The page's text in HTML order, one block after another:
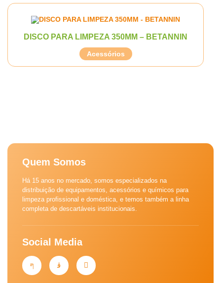
DISCO PARA LIMPEZA 350MM – BETANNIN
Acessórios
Quem Somos
Há 15 anos no mercado, somos especializados na
distribuição de equipamentos, acessórios e químicos para
limpeza profissional e doméstica, e temos também a linha
completa de descartáveis institucionais.
Social Media